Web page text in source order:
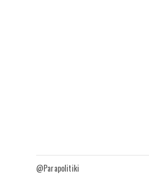
@Parapolitiki